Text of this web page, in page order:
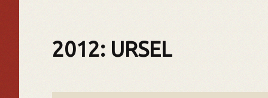
2012: URSEL